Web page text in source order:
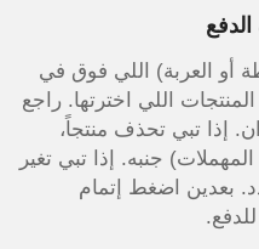
الدفع
أو العربة) اللي فوق في
اللي اخترتها. راجع
إذا تبي تحذف منتجاً،
جنبه. إذا تبي تغير
بعدين اضغط إتمام